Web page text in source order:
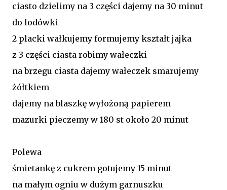
ciasto dzielimy na 3 części dajemy na 30 minut
do lodówki
2 placki wałkujemy formujemy kształt jajka
z 3 części ciasta robimy wałeczki
na brzegu ciasta dajemy wałeczek smarujemy
żółtkiem
dajemy na blaszkę wyłożoną papierem
mazurki pieczemy w 180 st około 20 minut
Polewa
śmietankę z cukrem gotujemy 15 minut
na małym ogniu w dużym garnuszku